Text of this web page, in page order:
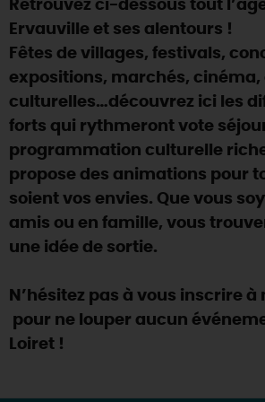
TOUTES LES
Visitesgourmandeset créatives
Vins etvignobles
Chic,une aire de pique-nique
Par ici les guinguettes
Que rapporter du Loiret ?
La Route desMétiers d'Art
TOUT L'ART DE
Des vacances auprès
(re)Découvrir les coulisses de
Gien !
Expérimenterles
Une saison de
Rendez-vous de la
Des sorties en famille
Programme des animations
Où sortir ?
SE REPÉRER,SE
INFOS &SERVICES
RÉSERVER
Retrouvez ci-dessous tout
Ervauville et ses alentours !
Fêtes de villages, festivals,
expositions, marchés,
culturelles…découvrez ici les
forts qui rythmeront vote
programmation culturelle
propose des animations pour
soient vos envies. Que vous
amis ou en famille, vous
une idée de sortie.
N’hésitez pas à vous inscrire à
pour ne louper aucun
Loiret !